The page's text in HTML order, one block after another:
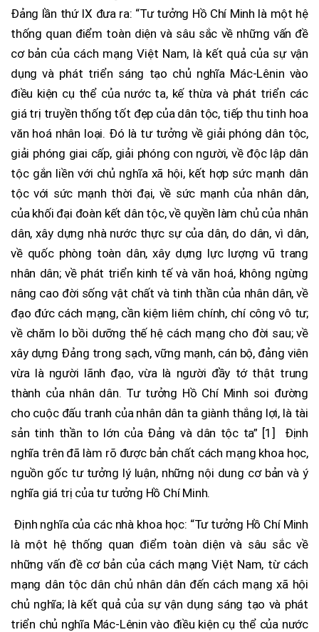
Đảng lần thứ IX đưa ra: “Tư tưởng Hồ Chí Minh là một hệ
thống quan điểm toàn diện và sâu sắc về những vấn đề
cơ bản của cách mạng Việt Nam, là kết quả của sự vận
dụng và phát triển sáng tạo chủ nghĩa Mác-Lênin vào
điều kiện cụ thể của nước ta, kế thừa và phát triển các
giá trị truyền thống tốt đẹp của dân tộc, tiếp thu tinh hoa
văn hoá nhân loại. Đó là tư tưởng về giải phóng dân tộc,
giải phóng giai cấp, giải phóng con người, về độc lập dân
tộc gắn liền với chủ nghĩa xã hội, kết hợp sức mạnh dân
tộc với sức mạnh thời đại, về sức mạnh của nhân dân,
của khối đại đoàn kết dân tộc, về quyền làm chủ của nhân
dân, xây dựng nhà nước thực sự của dân, do dân, vì dân,
về quốc phòng toàn dân, xây dựng lực lượng vũ trang
nhân dân; về phát triển kinh tế và văn hoá, không ngừng
nâng cao đời sống vật chất và tinh thần của nhân dân, về
đạo đức cách mạng, cần kiệm liêm chính, chí công vô tư;
về chăm lo bồi dưỡng thế hệ cách mạng cho đời sau; về
xây dựng Đảng trong sạch, vững mạnh, cán bộ, đảng viên
vừa là người lãnh đạo, vừa là người đầy tớ thật trung
thành của nhân dân. Tư tưởng Hồ Chí Minh soi đường
cho cuộc đấu tranh của nhân dân ta giành thắng lợi, là tài
sản tinh thần to lớn của Đảng và dân tộc ta” [1] Định
nghĩa trên đã làm rõ được bản chất cách mạng khoa học,
nguồn gốc tư tưởng lý luận, những nội dung cơ bản và ý
nghĩa giá trị của tư tưởng Hồ Chí Minh.
Định nghĩa của các nhà khoa học: “Tư tưởng Hồ Chí Minh
là một hệ thống quan điểm toàn diện và sâu sắc về
những vấn đề cơ bản của cách mạng Việt Nam, từ cách
mạng dân tộc dân chủ nhân dân đến cách mạng xã hội
chủ nghĩa; là kết quả của sự vận dụng sáng tạo và phát
triển chủ nghĩa Mác-Lênin vào điều kiện cụ thể của nước